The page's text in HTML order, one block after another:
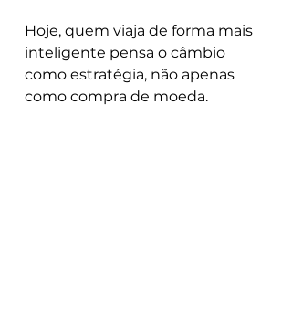
Hoje, quem viaja de forma mais
inteligente pensa o câmbio
como estratégia, não apenas
como compra de moeda.